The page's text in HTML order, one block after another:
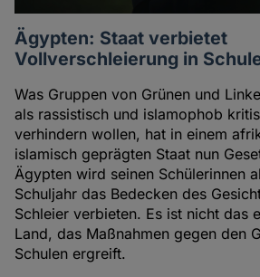
Ägypten: Staat verbietet
Vollverschleierung in
Was Gruppen von Grünen und
als rassistisch und islamophob
verhindern wollen, hat in einem
islamisch geprägten Staat nun
Ägypten wird seinen Schülerinnen
Schuljahr das Bedecken des
Schleier verbieten. Es ist nicht das
Land, das Maßnahmen gegen den
Schulen ergreift.